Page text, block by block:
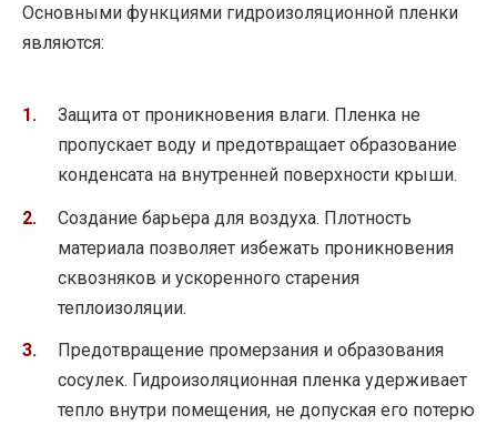
Основными функциями гидроизоляционной пленки
являются:
Защита от проникновения влаги. Пленка не
пропускает воду и предотвращает образование
конденсата на внутренней поверхности крыши.
Создание барьера для воздуха. Плотность
материала позволяет избежать проникновения
сквозняков и ускоренного старения
теплоизоляции.
Предотвращение промерзания и образования
сосулек. Гидроизоляционная пленка удерживает
тепло внутри помещения, не допуская его потерю